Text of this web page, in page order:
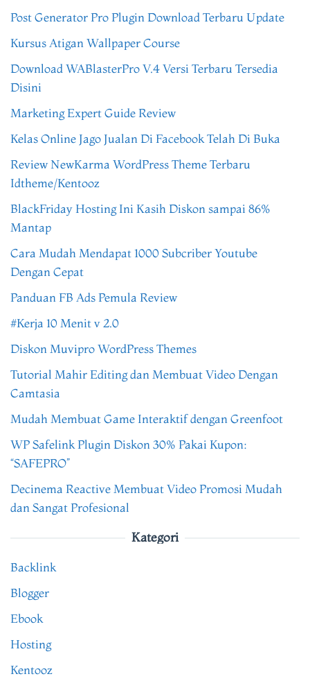
Post Generator Pro Plugin Download Terbaru Update
Kursus Atigan Wallpaper Course
Download WABlasterPro V.4 Versi Terbaru Tersedia
Disini
Marketing Expert Guide Review
Kelas Online Jago Jualan Di Facebook Telah Di Buka
Review NewKarma WordPress Theme Terbaru
Idtheme/Kentooz
BlackFriday Hosting Ini Kasih Diskon sampai 86%
Mantap
Cara Mudah Mendapat 1000 Subcriber Youtube
Dengan Cepat
Panduan FB Ads Pemula Review
#Kerja 10 Menit v 2.0
Diskon Muvipro WordPress Themes
Tutorial Mahir Editing dan Membuat Video Dengan
Camtasia
Mudah Membuat Game Interaktif dengan Greenfoot
WP Safelink Plugin Diskon 30% Pakai Kupon:
“SAFEPRO”
Decinema Reactive Membuat Video Promosi Mudah
dan Sangat Profesional
Kategori
Backlink
Blogger
Ebook
Hosting
Kentooz